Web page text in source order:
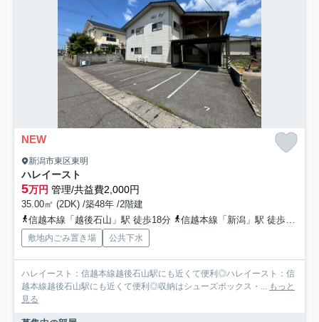
NEW
新潟市東区東明
ハレイースト
5万円 管理/共益費2,000円
35.00㎡ (2DK) /築48年 /2階建
信越本線「越後石山」駅 徒歩18分
信越本線「新潟」駅 徒歩38分
敷地内ごみ置き場 公共下水
ハレイースト：信越本線越後石山駅にも近くて便利◎ハレイースト：信
越本線越後石山駅にも近くて便利◎収納はシューズボックス・... もっと
見る